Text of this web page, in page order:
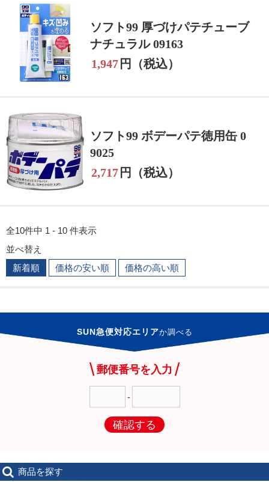
ソフト99 厚づけパテチューブ
ナチュラル 09163
1,947 円（税込）
ソフト99 ボデーパテ徳用缶 0
9025
2,717 円（税込）
全10件中 1 - 10 件表示
並べ替え
新着順
価格の安い順 価格の高い順
SUN急便対応エリアか調べる
郵便番号を入力
-
確認する
商品を探す